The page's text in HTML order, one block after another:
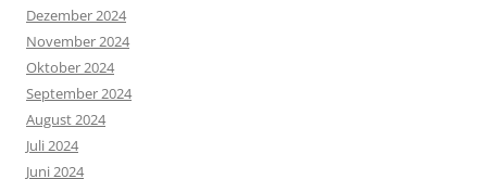
Dezember 2024
November 2024
Oktober 2024
September 2024
August 2024
Juli 2024
Juni 2024